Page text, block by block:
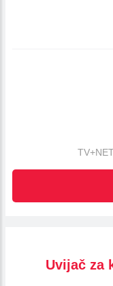
Uvijač za